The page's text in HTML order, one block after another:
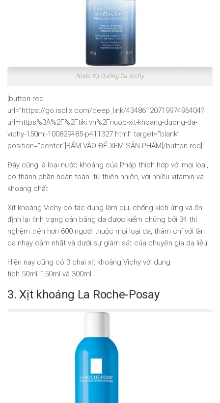
Nước Xịt Dưỡng Da Vichy
[button-red
url=”https://go.isclix.com/deep_link/4348612071997496404?
url=https%3A%2F%2Ftiki.vn%2Fnuoc-xit-khoang-duong-da-
vichy-150ml-100829485-p411327.html” target=”blank”
position=”center”]BẤM VÀO ĐỂ XEM SẢN PHẨM[/button-red]
Đây cũng là loại nước khoáng của Pháp thích hơp với mọi loại,
có thành phần hoàn toàn từ thiên nhiên, với nhiều vitamin và
khoáng chất.
Xịt khoáng Vichy có tác dụng làm dịu, chống kích ứng và ổn
định lại tình trạng cân bằng da được kiểm chứng bởi 34 thí
nghệm trên hơn 600 người thuộc mọi loại da, thâm chí với làn
da nhạy cảm nhất và dưới sự giám sát của chuyên gia da liễu.
Hiện nay cũng có 3 chai xịt khoáng Vichy với dung
tích 50ml, 150ml và 300ml.
3. Xịt khoáng La Roche-Posay